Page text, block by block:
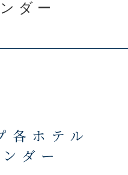
ダー
各ホテル
ダー